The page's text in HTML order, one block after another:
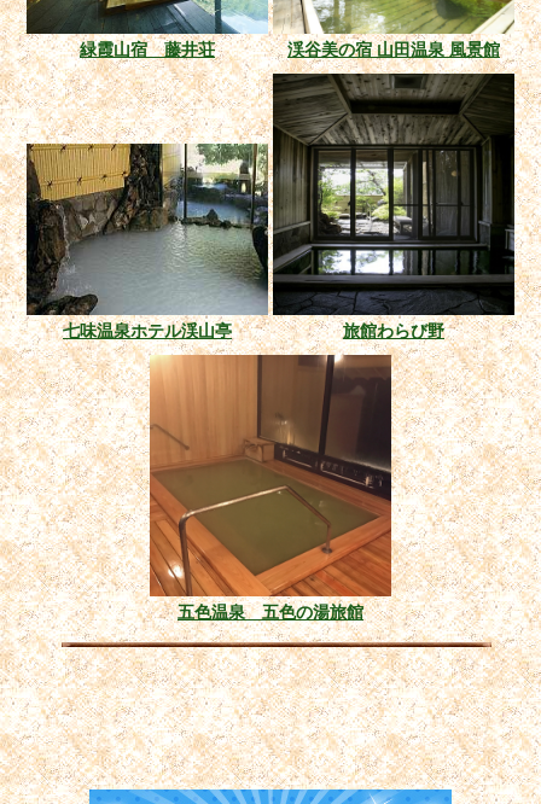
緑霞山宿 藤井荘 渓谷美の宿 山田温泉 風景館
七味温泉ホテル渓山亭 旅館わらび野
五色温泉 五色の湯旅館